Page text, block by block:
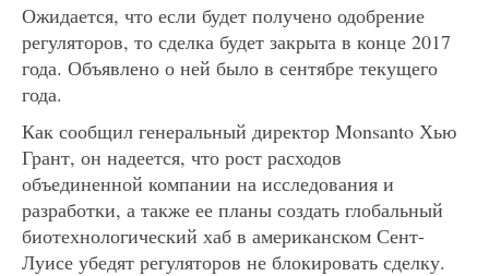
Ожидается, что если будет получено одобрение
регуляторов, то сделка будет закрыта в конце 2017
года. Объявлено о ней было в сентябре текущего
года.
Как сообщил генеральный директор Monsanto Хью
Грант, он надеется, что рост расходов
объединенной компании на исследования и
разработки, а также ее планы создать глобальный
биотехнологический хаб в американском Сент-
Луисе убедят регуляторов не блокировать сделку.